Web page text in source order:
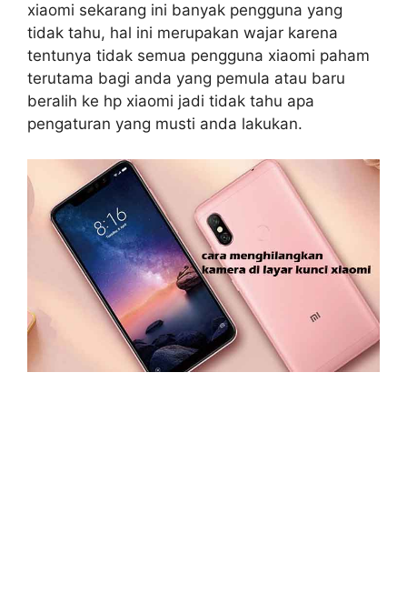
xiaomi sekarang ini banyak pengguna yang
tidak tahu, hal ini merupakan wajar karena
tentunya tidak semua pengguna xiaomi paham
terutama bagi anda yang pemula atau baru
beralih ke hp xiaomi jadi tidak tahu apa
pengaturan yang musti anda lakukan.